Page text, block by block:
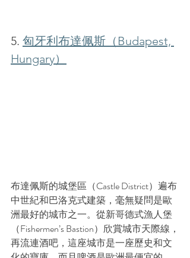
5. 匈牙利布達佩斯（Budapest,
Hungary）
布達佩斯的城堡區（Castle District）遍布
中世紀和巴洛克式建築，毫無疑問是歐
洲最好的城市之一。從新哥德式漁人堡
（Fishermen’s Bastion）欣賞城市天際線，
再流連酒吧，這座城市是一座歷史和文